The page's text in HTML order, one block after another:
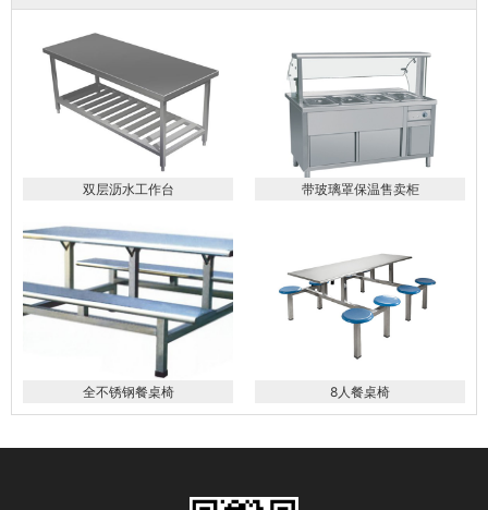
双层沥水工作台 带玻璃罩保温售卖柜
全不锈钢餐桌椅 8人餐桌椅